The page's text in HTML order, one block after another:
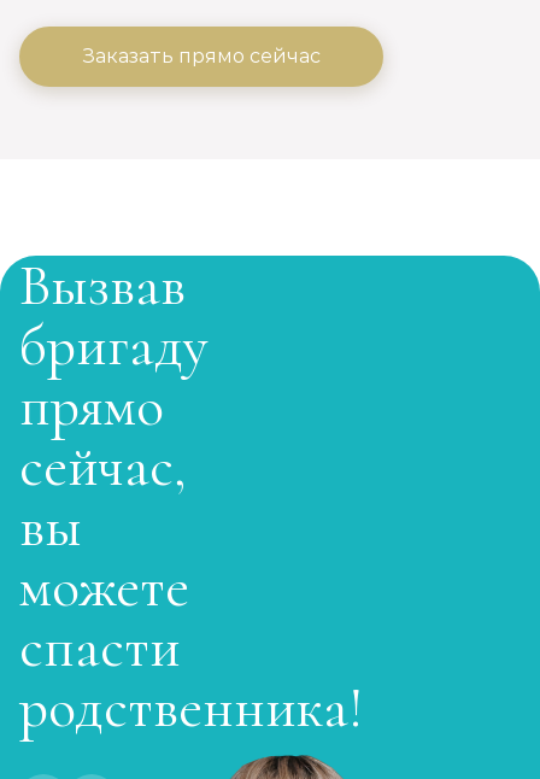
Заказать прямо сейчас
Вызвав
бригаду
прямо
сейчас,
вы
можете
спасти
родственника!